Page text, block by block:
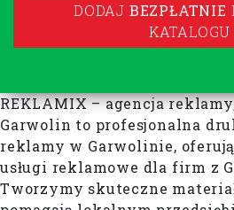
DODAJ BEZPŁATNIE
KATALOGU
REKLAMIX – agencja
Garwolin to profesjonalna
reklamy w Garwolinie,
usługi reklamowe dla firm z
Tworzymy skuteczne